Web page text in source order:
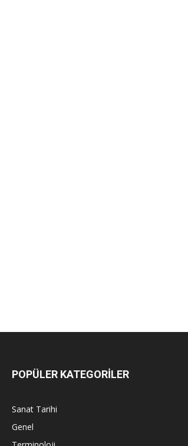
POPÜLER KATEGORİLER
Sanat Tarihi
Genel